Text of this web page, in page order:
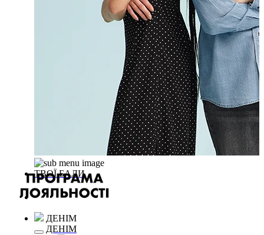
ТВОЇ БАЛИ
ДЕНІМ
ДЕНІМ